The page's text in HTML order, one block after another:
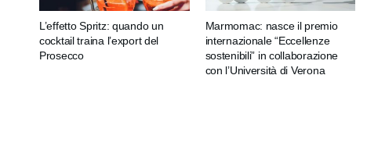
L’effetto Spritz: quando un
cocktail traina l’export del
Prosecco
Marmomac: nasce il premio
internazionale “Eccellenze
sostenibili” in collaborazione
con l’Università di Verona